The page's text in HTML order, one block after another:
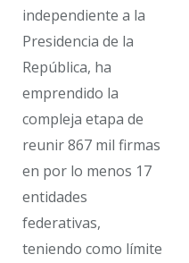
independiente a la
Presidencia de la
República, ha
emprendido la
compleja etapa de
reunir 867 mil firmas
en por lo menos 17
entidades
federativas,
teniendo como límite